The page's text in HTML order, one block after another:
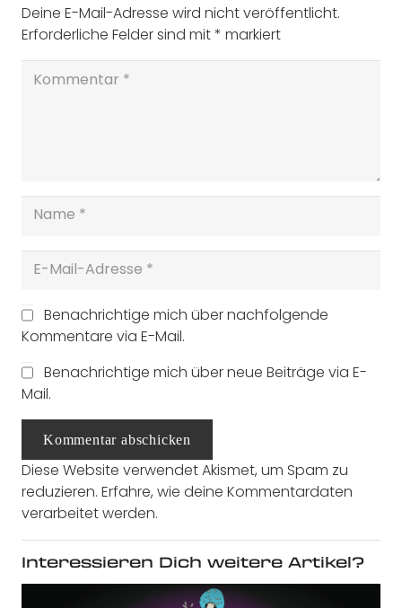
Deine E-Mail-Adresse wird nicht veröffentlicht.
Erforderliche Felder sind mit* markiert
Benachrichtige mich über nachfolgende
Kommentare via E-Mail.
Benachrichtige mich über neue Beiträge via E-
Mail.
Kommentar abschicken
Diese Website verwendet Akismet, um Spam zu
reduzieren. Erfahre, wie deine Kommentardaten
verarbeitet werden.
Interessieren Dich weitere Artikel?